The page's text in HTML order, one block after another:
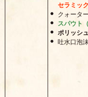
セラミッ
クォータ
スパウト
ポリッシ
吐水口泡